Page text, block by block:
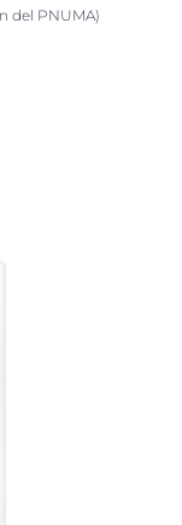
del PNUMA)